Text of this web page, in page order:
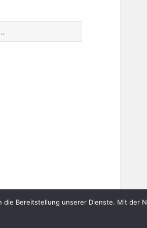
die Bereitstellung unserer Dienste. Mit der